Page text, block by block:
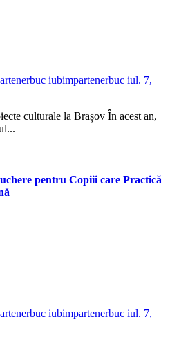
iubimpartenerbuc iul. 7,
pentru Copiii care Practică
iubimpartenerbuc iul. 7,